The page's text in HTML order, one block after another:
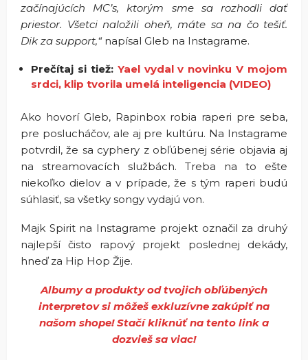
začínajúcích MC’s, ktorým sme sa rozhodli dať
priestor. Všetci naložili oheň, máte sa na čo tešiť.
Dik za support,“napísal Gleb na Instagrame.
Prečítaj si tiež: Yael vydal v novinku V mojom
srdci, klip tvorila umelá inteligencia (VIDEO)
Ako hovorí Gleb, Rapinbox robia raperi pre seba,
pre poslucháčov, ale aj pre kultúru. Na Instagrame
potvrdil, že sa cyphery z obľúbenej série objavia aj
na streamovacích službách. Treba na to ešte
niekoľko dielov a v prípade, že s tým raperi budú
súhlasiť, sa všetky songy vydajú von.
Majk Spirit na Instagrame projekt označil za druhý
najlepší čisto rapový projekt poslednej dekády,
hneď za Hip Hop Žije.
Albumy a produkty od tvojich obľúbených
interpretov si môžeš exkluzívne zakúpiť na
našom shope! Stačí kliknúť na tento link a
dozvieš sa viac!